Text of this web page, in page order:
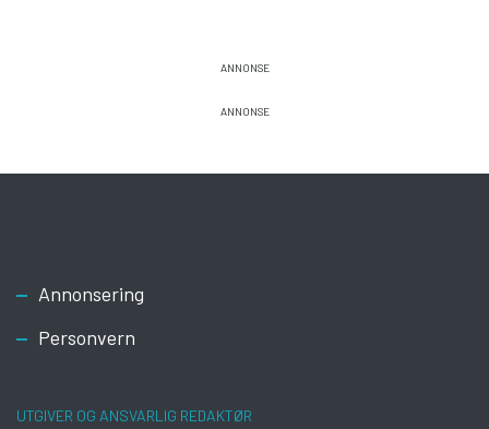
Footer
Annonsering
Personvern
UTGIVER OG ANSVARLIG REDAKTØR